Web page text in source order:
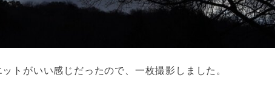
トがいい感じだったので、一枚撮影しました。